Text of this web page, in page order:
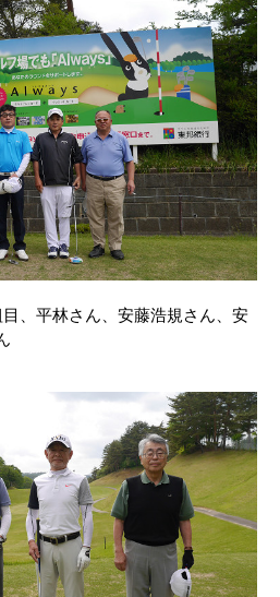
、平林さん、安藤浩規さん、安